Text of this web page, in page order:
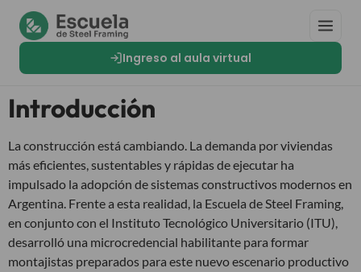
Ingreso al aula virtual
Introducción
La construcción está cambiando. La demanda por viviendas
más eficientes, sustentables y rápidas de ejecutar ha
impulsado la adopción de sistemas constructivos modernos en
Argentina. Frente a esta realidad, la Escuela de Steel Framing,
en conjunto con el Instituto Tecnológico Universitario (ITU),
desarrolló una microcredencial habilitante para formar
montajistas preparados para este nuevo escenario productivo